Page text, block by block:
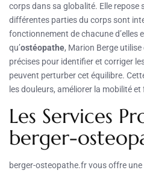
corps dans sa globalité. Elle repose
différentes parties du corps sont
fonctionnement de chacune d’elles
qu’ostéopathe, Marion Berge
précises pour identifier et corriger
peuvent perturber cet équilibre.
les douleurs, améliorer la mobilité
Les Services
berger-
berger-osteopathe.fr vous offre